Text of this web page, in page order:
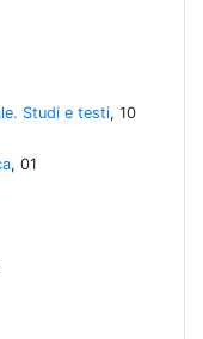
Studi e testi, 10
, 01